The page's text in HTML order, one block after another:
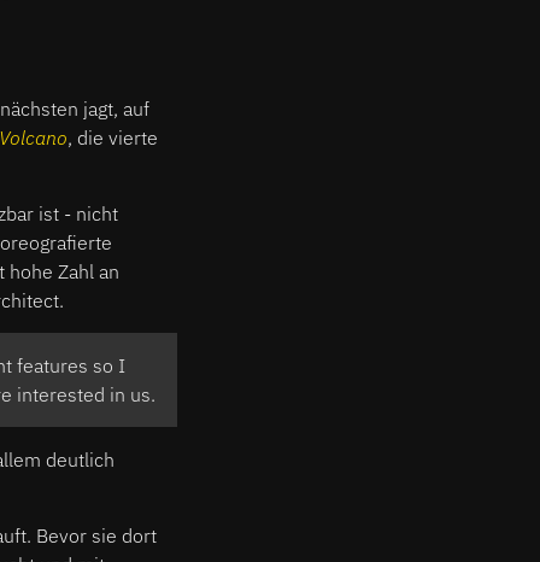
jagt, auf
Volcano, die vierte
ist - nicht
Zahl an
features so I
interested in us.
deutlich
Bevor sie dort